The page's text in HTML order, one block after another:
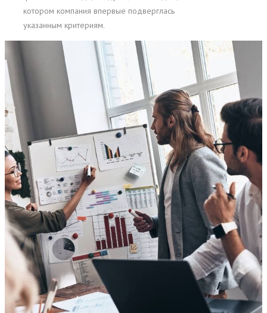
котором компания впервые подверглась
указанным критериям.